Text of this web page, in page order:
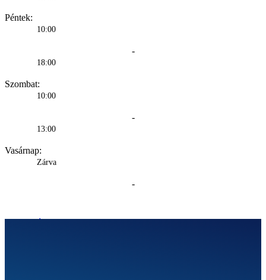
Péntek:
10:00
-
18:00
Szombat:
10:00
-
13:00
Vasárnap:
Zárva
-